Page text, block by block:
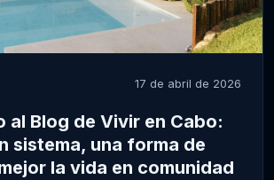
17 de abril de 2026
al Blog de Vivir en Cabo:
sistema, una forma de
la vida en comunidad